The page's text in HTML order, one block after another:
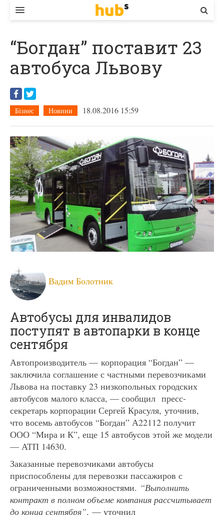
ЕКОНОМІКА
БІЗНЕС
СТАРТЕР
КОНТАКТИ
“Богдан” поставит 23
автобуса Львову
Бізнес Новини 18.08.2016 15:59
Вадим Болотник
Автобусы для инвалидов
поступят в автопарки в конце
сентября
Автопроизводитель — корпорация “Богдан” —
заключила соглашение с частными перевозчиками
Львова на поставку 23 низкопольных городских
автобусов малого класса, — сообщил пресс-
секретарь корпорации Сергей Красуля, уточнив,
что восемь автобусов “Богдан” А22112 получит
ООО “Мира и К”, еще 15 автобусов этой же модели
— АТП 14630.
Заказанные перевозчиками автобусы
приспособлены для перевозки пассажиров с
ограниченными возможностями. “Выполнить
контракт в полном объеме компания рассчитывает
до конца сентября”, — уточнил